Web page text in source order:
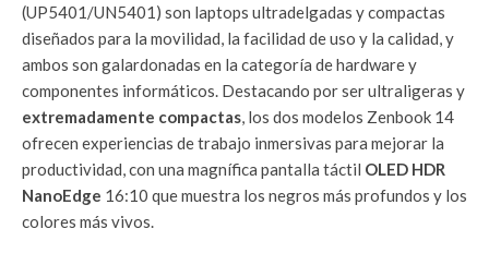
(UP5401/UN5401) son laptops ultradelgadas y compactas
diseñados para la movilidad, la facilidad de uso y la calidad, y
ambos son galardonadas en la categoría de hardware y
componentes informáticos. Destacando por ser ultraligeras y
extremadamente compactas , los dos modelos Zenbook 14
ofrecen experiencias de trabajo inmersivas para mejorar la
productividad, con una magnífica pantalla táctil OLED HDR
NanoEdge 16:10 que muestra los negros más profundos y los
colores más vivos.